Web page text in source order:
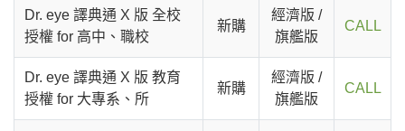
Dr. eye 譯典通 X 版 全校
授權 for 高中、職校
新購
經濟版 /
旗艦版
CALL
Dr. eye 譯典通 X 版 教育
授權 for 大專系、所
新購
經濟版 /
旗艦版
CALL